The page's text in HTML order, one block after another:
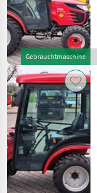
Gebrauchtmaschine